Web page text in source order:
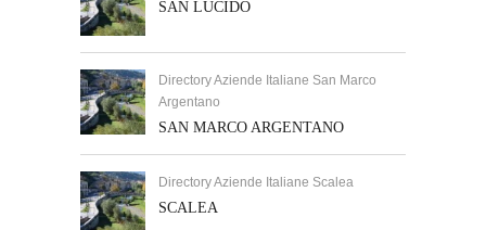
SAN LUCIDO
Directory Aziende Italiane San Marco
Argentano
SAN MARCO ARGENTANO
Directory Aziende Italiane Scalea
SCALEA